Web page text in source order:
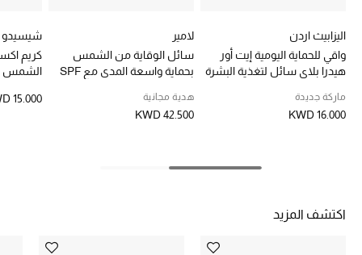
ركن أناقة المنتجعات
حصريًا عبر الإنترنت
الملابس الرياضية النسائية
اليزابيث اردن
واقي للحماية اليومية إيت أور
هيدرا بلاي سائل لتغذية البشرة
ماركة جديدة
KWD 16.000
لامير
سائل الوقاية من الشمس
بحماية واسعة المدى مع SPF
هدية مجانية
KWD 42.500
شيسيدو
كريم
15.000
اكتشف المزيد